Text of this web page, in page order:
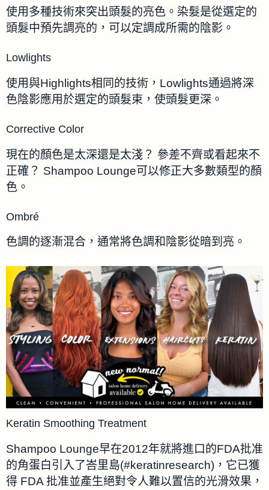
使用多種技術來突出頭髮的亮色。染髮是從選定的
頭髮中預先調亮的，可以定調成所需的陰影。
Lowlights
使用與Highlights相同的技術，Lowlights通過將深
色陰影應用於選定的頭髮束，使頭髮更深。
Corrective Color
現在的顏色是太深還是太淺？ 參差不齊或看起來不
正確？ Shampoo Lounge可以修正大多數類型的顏
色。
Ombré
色調的逐漸混合，通常將色調和陰影從暗到亮。
Keratin Smoothing Treatment
Shampoo Lounge早在2012年就將進口的FDA批准
的角蛋白引入了峇里島(#keratinresearch)，它已獲
得 FDA 批准並產生絕對令人難以置信的光滑效果，